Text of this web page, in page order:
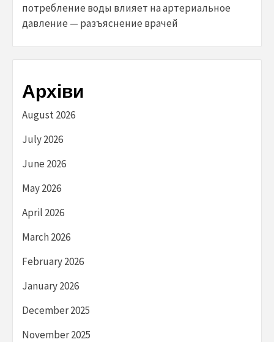
потребление воды влияет на артериальное
давление — разъяснение врачей
Архіви
August 2026
July 2026
June 2026
May 2026
April 2026
March 2026
February 2026
January 2026
December 2025
November 2025